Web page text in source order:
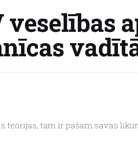
veselības
teorijas, tam ir pašam savas